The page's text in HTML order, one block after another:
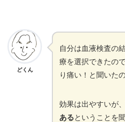
どくん
自分は血液検査の
療を選択できたの
り痛い！と聞いたの
効果は出やすいが、
あるということを